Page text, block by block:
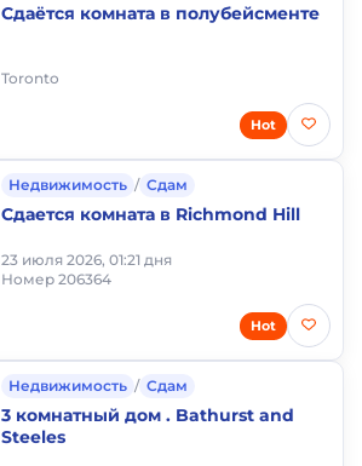
Сдаётся комната в полубейсменте
Toronto
Hot
Недвижимость / Сдам
Сдается комната в Richmond Hill
23 июля 2026, 01:21 дня
Номер 206364
Hot
Недвижимость / Сдам
3 комнатный дом . Bathurst and
Steeles